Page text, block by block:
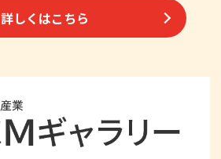
詳しくはこちら